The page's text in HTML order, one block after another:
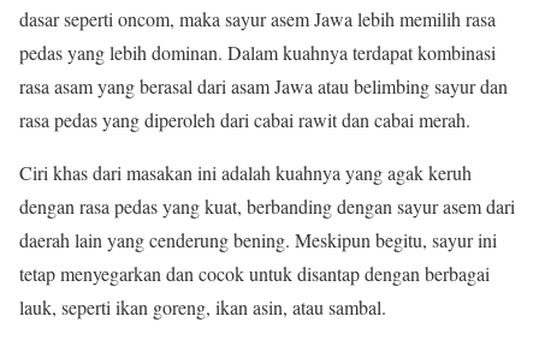
dasar seperti oncom, maka sayur asem Jawa lebih memilih rasa
pedas yang lebih dominan. Dalam kuahnya terdapat kombinasi
rasa asam yang berasal dari asam Jawa atau belimbing sayur dan
rasa pedas yang diperoleh dari cabai rawit dan cabai merah.
Ciri khas dari masakan ini adalah kuahnya yang agak keruh
dengan rasa pedas yang kuat, berbanding dengan sayur asem dari
daerah lain yang cenderung bening. Meskipun begitu, sayur ini
tetap menyegarkan dan cocok untuk disantap dengan berbagai
lauk, seperti ikan goreng, ikan asin, atau sambal.